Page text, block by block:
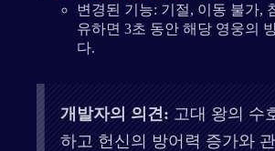
변경된 기능: 기절, 이동 불가,
유하면 3초 동안 해당 영웅의
다.
개발자의 의견: 고대 왕의 수
하고 헌신의 방어력 증가와